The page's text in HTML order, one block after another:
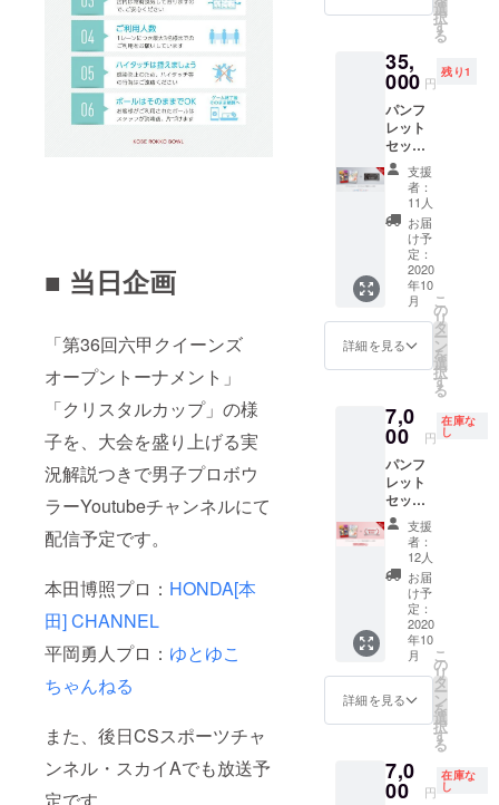
■ 当日企画
「第36回六甲クイーンズ
オープントーナメント」
「クリスタルカップ」の様
子を、大会を盛り上げる実
況解説つきで男子プロボウ
ラーYoutubeチャンネルにて
配信予定です。
本田博照プロ： HONDA[本
田] CHANNEL
平岡勇人プロ： ゆとゆこ
ちゃんねる
また、後日CSスポーツチャ
ンネル・スカイAでも放送予
とご記
入くだ
ますの
で、お
届けが
11月に
なりま
す。 ※
本プロ
ジェク
トにご
参加く
ださっ
た皆様
のお名
前をク
リスタ
ルカッ
プ大会
に掲載
予定で
載を辞
退され
る場合
は備考
欄に
「掲載
不要」
とご記
入くだ
さい。
席】座
席は大
に抽選
の上決
定いた
しま
す。 ※
チケッ
トの転
売・複
製は固
くお断
りいた
しま
す。席
種・お
名前を
記載し
たチ
ますの
で、代
理購入
される
場合は
必ず備
考欄に
来場さ
れる方
のお名
前をご
記入く
ださ
い。 ※
観戦チ
ケット
はメー
ンフ
レット
選
択
す
る
35,
000 円
残り1
パンフ
レット
セット
＋クリ
スタル
カップ
（10月
11日）
観戦チ
ケット
[S席]
※【全席
指定
席】座
席は大
会当日
の上決
定いた
しま
す。 ※
チケッ
トの転
売・複
製は固
くお断
りいた
しま
す。席
種・お
名前を
記載し
たチ
ケット
で、代
理購入
支援
者：
11人
お届
け予
定：
2020
年10
月
詳細を見る
こ
の
リ
タ
ー
ン
を
選
択
す
る
7,0
00 円
在庫な
し
パンフ
レット
セット
＋ク
イーン
ズ最終
日（10
月10
日）観
戦チ
ケット
[B席]
※【全席
指定
席】座
席は大
に抽選
の上決
支援
者：
12人
お届
け予
定：
2020
年10
月
詳細を見る
こ
の
リ
タ
ー
ン
を
選
択
す
る
7,0
00 円
在庫な
し